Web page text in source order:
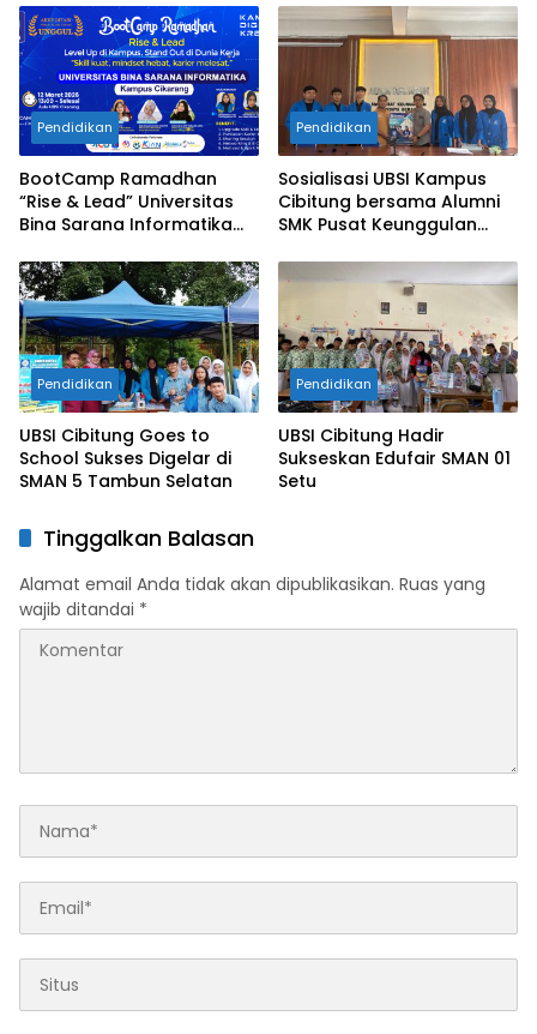
Selatan
Pendidikan
BootCamp Ramadhan
“Rise & Lead” Universitas
Bina Sarana Informatika
Pendidikan
Sosialisasi UBSI Kampus
Cibitung bersama Alumni
SMK Pusat Keunggulan
Pendidikan
UBSI Cibitung Goes to
School Sukses Digelar di
SMAN 5 Tambun Selatan
Pendidikan
UBSI Cibitung Hadir
Sukseskan Edufair SMAN 01
Setu
Tinggalkan Balasan
Alamat email Anda tidak akan dipublikasikan. Ruas yang
wajib ditandai *